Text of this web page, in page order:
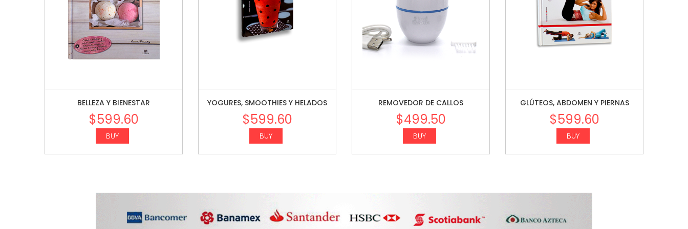
BELLEZA Y BIENESTAR
$599.60
BUY
YOGURES, SMOOTHIES Y HELADOS
$599.60
BUY
REMOVEDOR DE CALLOS
$499.50
BUY
GLÚTEOS, ABDOMEN Y PIERNAS
$599.60
BUY